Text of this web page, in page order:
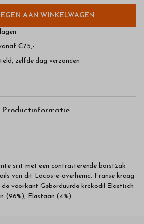
AAN WINKELWAGEN
€75,-
zelfde dag verzonden
Productinformatie
snit met een contrasterende borstzak.
van dit Lacoste-overhemd. Franse kraag
voorkant Geborduurde krokodil Elastisch
(96%), Elastaan (4%)